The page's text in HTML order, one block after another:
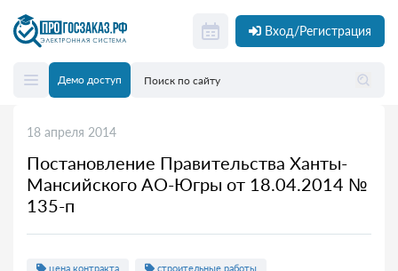
Вход/Регистрация
Демо доступ
18 апреля 2014
Постановление Правительства Ханты-
Мансийского АО-Югры от 18.04.2014 №
135-п
цена контракта
строительные работы